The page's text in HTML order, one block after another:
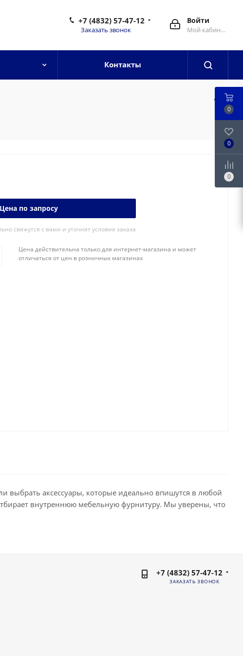
Войти
Мой кабинет
+7 (4832) 57-47-12
Заказать звонок
Контакты
Цена по запросу
свяжутся с вами и уточнят условия заказа
Цена действительна только для интернет-магазина и может
отличаться от цен в розничных магазинах
выбрать аксессуары, которые идеально впишутся в любой
внутреннюю мебельную фурнитуру. Мы уверены, что
+7 (4832) 57-47-12
ЗАКАЗАТЬ ЗВОНОК
0
0
0